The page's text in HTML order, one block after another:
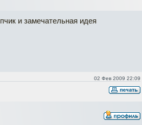
и замечательная идея
02 Фев 2009 22:09